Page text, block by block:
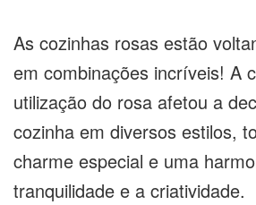
As cozinhas rosas estão
em combinações incríveis! A
utilização do rosa afetou a
cozinha em diversos estilos,
charme especial e uma
tranquilidade e a criatividade.